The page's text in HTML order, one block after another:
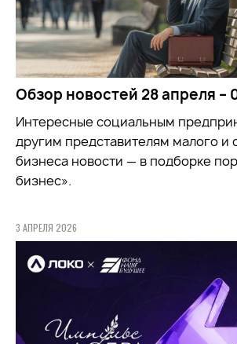
Обзор новостей 28 апреля –
Интересные социальным
другим представителям малого и
бизнеса новости — в подборке
бизнес».
3 АПРЕЛЯ 2026